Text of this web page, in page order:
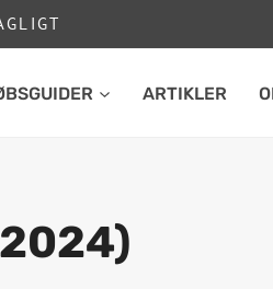
ARTIKLER
2024)